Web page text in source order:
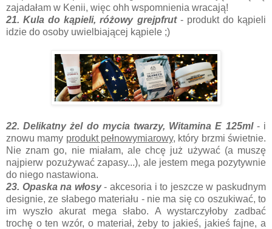
zajadałam w Kenii, więc ohh wspomnienia wracają!
21. Kula do kąpieli, różowy grejpfrut- produkt do kąpieli
idzie do osoby uwielbiającej kąpiele ;)
22. Delikatny żel do mycia twarzy, Witamina E 125ml- i
znowu mamy produkt pełnowymiarowy, który brzmi świetnie.
Nie znam go, nie miałam, ale chcę już używać (a muszę
najpierw pozużywać zapasy...), ale jestem mega pozytywnie
do niego nastawiona.
23. Opaska na włosy- akcesoria i to jeszcze w paskudnym
designie, ze słabego materiału - nie ma się co oszukiwać, to
im wyszło akurat mega słabo. A wystarczyłoby zadbać
trochę o ten wzór, o materiał, żeby to jakieś, jakieś fajne, a